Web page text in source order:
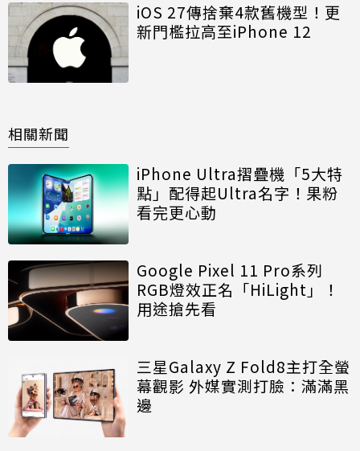
iOS 27傳捨棄4款舊機型！更
新門檻拉高至iPhone 12
相關新聞
iPhone Ultra摺疊機「5大特
點」配得起Ultra名字！果粉
看完更心動
Google Pixel 11 Pro系列
RGB燈效正名「HiLight」！
用途搶先看
三星Galaxy Z Fold8主打全螢
幕觀影 外媒實測打臉：滿滿黑
邊